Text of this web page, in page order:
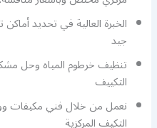
الخبرة العالية في تحديد
جيد
تنظيف خرطوم المياه وحل
التكييف
نعمل من خلال فني مكيفات